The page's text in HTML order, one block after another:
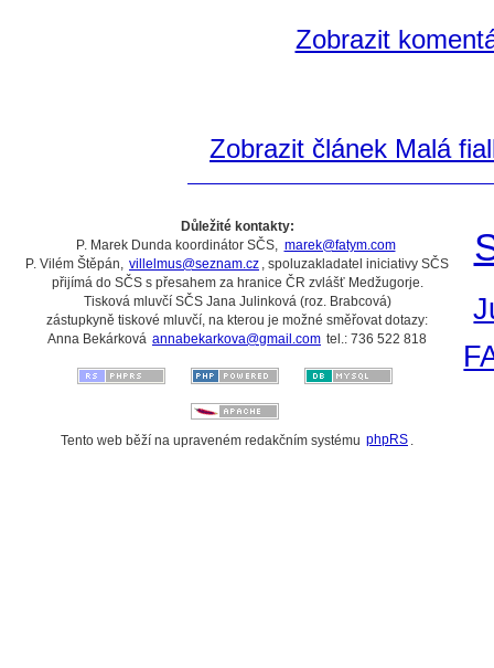
Zobrazit
Zobrazit článek Malá
Důležité kontakty:
P. Marek Dunda koordinátor SČS,
marek@fatym.com
P. Vilém Štěpán,
villelmus@seznam.cz
, spoluzakladatel iniciativy SČS
přijímá do SČS s přesahem za hranice ČR zvlášť Medžugorje.
Tisková mluvčí SČS Jana Julinková (roz. Brabcová)
zástupkyně tiskové mluvčí, na kterou je možné směřovat dotazy:
Anna Bekárková annabekarkova@gmail.com tel.: 736 522 818
Tento web běží na upraveném redakčním systému phpRS